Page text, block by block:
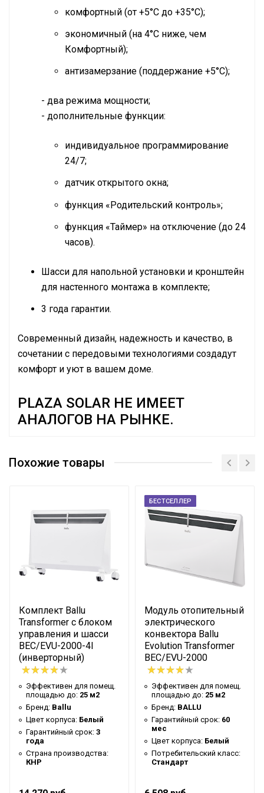
комфортный (от +5°C до +35°C);
экономичный (на 4°C ниже, чем
Комфортный);
антизамерзание (поддержание +5°C);
- два режима мощности;
- дополнительные функции:
индивидуальное программирование
24/7;
датчик открытого окна;
функция «Родительский контроль»;
функция «Таймер» на отключение (до 24
часов).
Шасси для напольной установки и кронштейн
для настенного монтажа в комплекте;
3 года гарантии.
Современный дизайн, надежность и качество, в
сочетании с передовыми технологиями создадут
комфорт и уют в вашем доме.
PLAZA SOLAR НЕ ИМЕЕТ
АНАЛОГОВ НА РЫНКЕ.
площадью до
3 года
Цвет корпуса
Черный
Макс. потребляемая
нагрева
5
Защита от перегрева
Да
Класс
пылевлагозащищенности
IP24
Аварийное отключение
при сильном наклоне или
опрокидывании
Нет
Система самодиагностики
неисправности
Нет
Тип нагревательного
HEDGEHOG +
Похожие товары
Комплект Ballu
Transformer с блоком
управления и шасси
BEC/EVU-2000-4I
(инверторный)
Эффективен для помещ.
площадью до: 25 м2
Бренд: Ballu
Цвет корпуса: Белый
Гарантийный срок: 3
года
Страна производства:
КНР
БЕСТСЕЛЛЕР
Модуль отопительный
электрического
конвектора Ballu
Evolution Transformer
BEC/EVU-2000
Эффективен для помещ.
площадью до: 25 м2
Бренд: BALLU
Гарантийный срок: 60
мес
Цвет корпуса: Белый
Потребительский класс:
Стандарт